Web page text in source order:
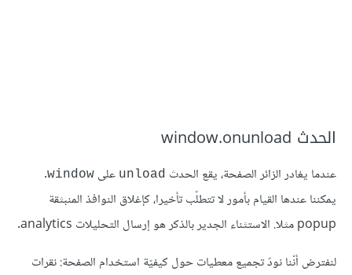
الحدث window.onunload
عندما يغادر الزائر الصفحة، يقع الحدث unload على window
.
يمكننا عندها القيام بأمور لا تتطلّب تأخيرا، كإغلاق النوافذ المنبثقة
popup مثلا. الاستثناء الجدير بالذكر هو إرسال التحليلات analytics.
لنفترض أنّنا نودّ تجميع معطيات حول كيفيّة استخدام الصفحة: نقرات